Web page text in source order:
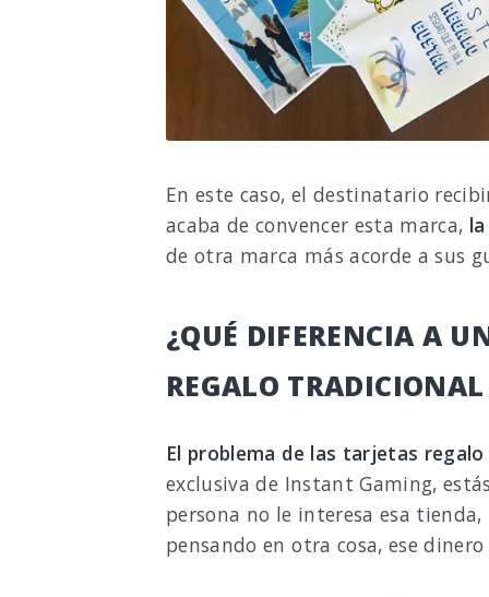
En este caso, el destinatario
acaba de convencer esta marca,
de otra marca más acorde a sus
¿QUÉ DIFERENCIA A
REGALO
El problema de las tarjetas
exclusiva de Instant Gaming,
persona no le interesa esa
pensando en otra cosa, ese